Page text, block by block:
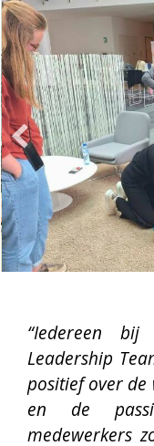
Neem
informatie of een
uw
een
Laat u